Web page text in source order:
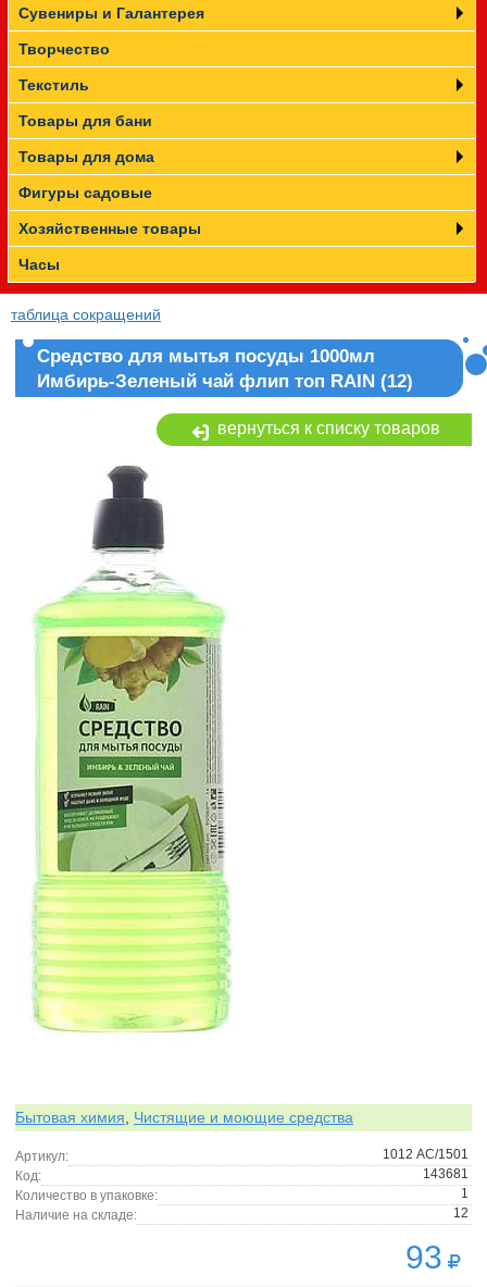
Сувениры и Галантерея
Творчество
Текстиль
Товары для бани
Товары для дома
Фигуры садовые
Хозяйственные товары
Часы
таблица сокращений
Средство для мытья посуды 1000мл
Имбирь-Зеленый чай флип топ RAIN (12)
вернуться к списку товаров
Бытовая химия Чистящие и моющие средства
Артикул:
1012 АС/1501
Код:
143681
Количество в упаковке:
1
Наличие на складе:
12
93